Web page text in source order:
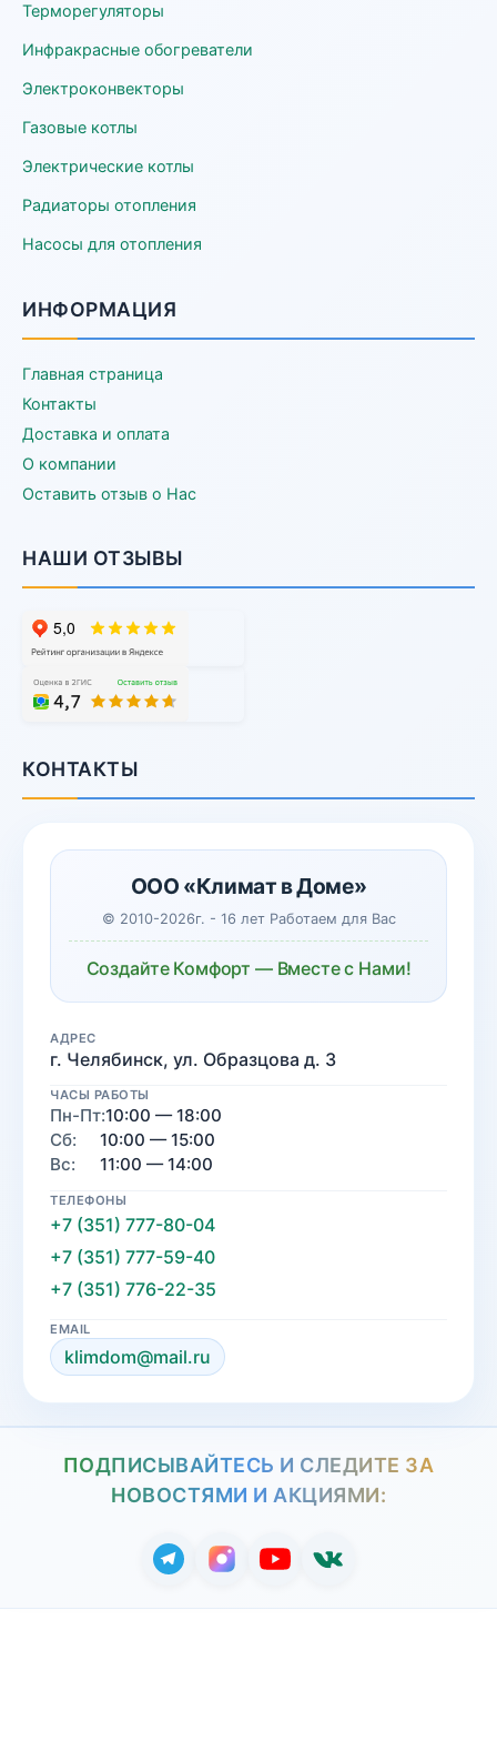
Терморегуляторы
Инфракрасные обогреватели
Электроконвекторы
Газовые котлы
Электрические котлы
Радиаторы отопления
Насосы для отопления
ИНФОРМАЦИЯ
Главная страница
Контакты
Доставка и оплата
О компании
Оставить отзыв о Нас
НАШИ ОТЗЫВЫ
КОНТАКТЫ
ООО «Климат в Доме»
© 2010-2026г. - 16 лет Работаем для Вас
Создайте Комфорт — Вместе с Нами!
АДРЕС
г. Челябинск, ул. Образцова д. 3
ЧАСЫ РАБОТЫ
Пн-Пт:10:00 — 18:00
Сб:
10:00 — 15:00
Вс:
11:00 — 14:00
ТЕЛЕФОНЫ
+7 (351) 777-80-04
+7 (351) 777-59-40
+7 (351) 776-22-35
EMAIL
klimdom@mail.ru
ПОДПИСЫВАЙТЕСЬ И СЛЕДИТЕ ЗА
НОВОСТЯМИ И АКЦИЯМИ: